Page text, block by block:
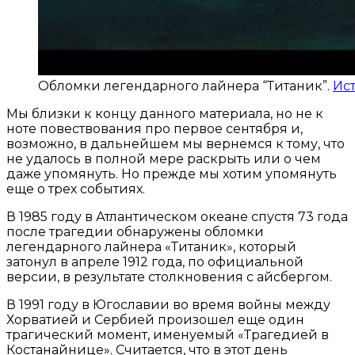
Обломки легендарного лайнера “Титаник”.
Мы близки к концу данного материала, но не к
ноте повествования про первое сентября и,
возможно, в дальнейшем мы вернемся к тому, что
не удалось в полной мере раскрыть или о чем
даже упомянуть. Но прежде мы хотим упомянуть
еще о трех событиях.
В 1985 году в Атлантическом океане спустя 73 года
после трагедии обнаружены обломки
легендарного лайнера «Титаник», который
затонул в апреле 1912 года, по официальной
версии, в результате столкновения с айсбергом.
В 1991 году в Югославии во время войны между
Хорватией и Сербией произошел еще один
трагический момент, именуемый «Трагедией в
Костанайнице». Считается, что в этот день